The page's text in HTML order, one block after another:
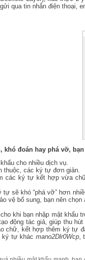
qua tin nhắn điện thoại,
khó đoán hay phá vỡ,
cho nhiều dịch vụ.
thuộc, các ký tự đơn giản.
các ký tự kết hợp vừa
sẽ khó “phá vỡ” hơn
vệ bổ sung, bạn nên chọn
khi bạn nhập mật khẩu
động tác giả, giúp thu
chữ, kết hợp thêm ký tự
ký tự khác mano2Dlr0Wcp,